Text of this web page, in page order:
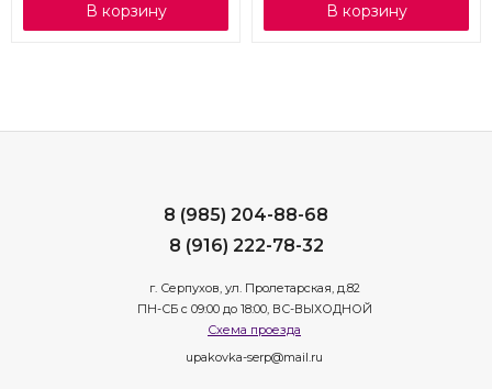
В корзину В корзину
8 (985) 204-88-68
8 (916) 222-78-32
г. Серпухов, ул. Пролетарская, д.82
ПН-СБ с 09:00 до 18:00, ВС-ВЫХОДНОЙ
Схема проезда
upakovka-serp@mail.ru